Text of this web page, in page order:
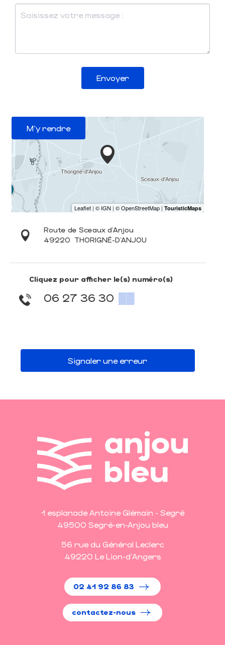
Envoyer
M'y rendre
Route de Sceaux d'Anjou
49220 THORIGNÉ-D'ANJOU
Cliquez pour afficher le(s) numéro(s)
06 27 36 30 ▒▒
Signaler une erreur
1 esplanade Antoine Glémain - Segré
49500 Segré-en-Anjou bleu
56 rue du Général Leclerc
49220 Le Lion-d'Angers
02 41 92 86 83
contactez-nous